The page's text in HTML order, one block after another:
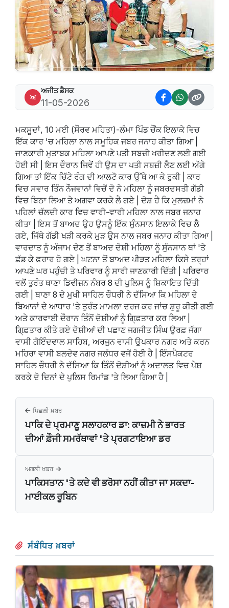
ਅ
ਅਜੀਤ ਡੈਸਕ
11-05-2026
ਮਕਸੂਦਾਂ, 10 ਮਈ (ਸੌਰਵ ਮਹਿਤਾ)-ਲੰਮਾ ਪਿੰਡ ਚੌਂਕ ਇਲਾਕੇ ਵਿਚ
ਇੱਕ ਕਾਰ 'ਚ ਮਹਿਲਾ ਨਾਲ ਸਮੂਹਿਕ ਜਬਰ ਜਨਾਹ ਕੀਤਾ ਗਿਆ |
ਜਾਣਕਾਰੀ ਮੁਤਾਬਕ ਮਹਿਲਾ ਆਪਣੇ ਪਤੀ ਸਬਜ਼ੀ ਖਰੀਦਣ ਲਈ ਗਈ
ਹੋਈ ਸੀ | ਇਸ ਦੌਰਾਨ ਜਿਵੇਂ ਹੀ ਉਸ ਦਾ ਪਤੀ ਸਬਜ਼ੀ ਲੈਣ ਲਈ ਅੱਗੇ
ਗਿਆ ਤਾਂ ਇੱਕ ਚਿੱਟੇ ਰੰਗ ਦੀ ਆਲਟੋ ਕਾਰ ਉੱਥੇ ਆ ਕੇ ਰੁਕੀ | ਕਾਰ
ਵਿਚ ਸਵਾਰ ਤਿੰਨ ਨੌਜਵਾਨਾਂ ਵਿਚੋਂ ਦੋ ਨੇ ਮਹਿਲਾ ਨੂੰ ਜਬਰਦਸਤੀ ਗੱਡੀ
ਵਿਚ ਬਿਠਾ ਲਿਆ ਤੇ ਅਗਵਾ ਕਰਕੇ ਲੈ ਗਏ | ਦੋਸ਼ ਹੈ ਕਿ ਮੁਲਜ਼ਮਾਂ ਨੇ
ਪਹਿਲਾਂ ਚੱਲਦੀ ਕਾਰ ਵਿਚ ਵਾਰੀ-ਵਾਰੀ ਮਹਿਲਾ ਨਾਲ ਜਬਰ ਜਨਾਹ
ਕੀਤਾ | ਇਸ ਤੋਂ ਬਾਅਦ ਉਹ ਉਸਨੂੰ ਇੱਕ ਸੁੰਨਸਾਨ ਇਲਾਕੇ ਵਿਚ ਲੈ
ਗਏ, ਜਿੱਥੇ ਗੱਡੀ ਖੜੀ ਕਰਕੇ ਮੁੜ ਉਸ ਨਾਲ ਜਬਰ ਜਨਾਹ ਕੀਤਾ ਗਿਆ |
ਵਾਰਦਾਤ ਨੂੰ ਅੰਜਾਮ ਦੇਣ ਤੋਂ ਬਾਅਦ ਦੋਸ਼ੀ ਮਹਿਲਾ ਨੂੰ ਸੁੰਨਸਾਨ ਥਾਂ 'ਤੇ
ਛੱਡ ਕੇ ਫ਼ਰਾਰ ਹੋ ਗਏ | ਘਟਨਾ ਤੋਂ ਬਾਅਦ ਪੀੜਤ ਮਹਿਲਾ ਕਿਸੇ ਤਰ੍ਹਾਂ
ਆਪਣੇ ਘਰ ਪਹੁੰਚੀ ਤੇ ਪਰਿਵਾਰ ਨੂੰ ਸਾਰੀ ਜਾਣਕਾਰੀ ਦਿੱਤੀ | ਪਰਿਵਾਰ
ਵਲੋਂ ਤੁਰੰਤ ਥਾਣਾ ਡਿਵੀਜ਼ਨ ਨੰਬਰ 8 ਦੀ ਪੁਲਿਸ ਨੂੰ ਸ਼ਿਕਾਇਤ ਦਿੱਤੀ
ਗਈ | ਥਾਣਾ 8 ਦੇ ਮੁਖੀ ਸਾਹਿਲ ਚੌਧਰੀ ਨੇ ਦੱਸਿਆ ਕਿ ਮਹਿਲਾ ਦੇ
ਬਿਆਨਾਂ ਦੇ ਆਧਾਰ 'ਤੇ ਤੁਰੰਤ ਮਾਮਲਾ ਦਰਜ ਕਰ ਜਾਂਚ ਸ਼ੁਰੂ ਕੀਤੀ ਗਈ
ਅਤੇ ਕਾਰਵਾਈ ਦੌਰਾਨ ਤਿੰਨੋਂ ਦੋਸ਼ੀਆਂ ਨੂੰ ਗਿ੍ਫ਼ਤਾਰ ਕਰ ਲਿਆ |
ਗਿ੍ਫ਼ਤਾਰ ਕੀਤੇ ਗਏ ਦੋਸ਼ੀਆਂ ਦੀ ਪਛਾਣ ਜਗਜੀਤ ਸਿੰਘ ਉਰਫ਼ ਜੱਗਾ
ਵਾਸੀ ਗੋਇੰਦਵਾਲ ਸਾਹਿਬ, ਅਰਜੁਨ ਵਾਸੀ ਉਪਕਾਰ ਨਗਰ ਅਤੇ ਕਰਨ
ਮਹਿਰਾ ਵਾਸੀ ਬਲਦੇਵ ਨਗਰ ਜਲੰਧਰ ਵਜੋਂ ਹੋਈ ਹੈ | ਇੰਸਪੈਕਟਰ
ਸਾਹਿਲ ਚੌਧਰੀ ਨੇ ਦੱਸਿਆ ਕਿ ਤਿੰਨੋਂ ਦੋਸ਼ੀਆਂ ਨੂੰ ਅਦਾਲਤ ਵਿਚ ਪੇਸ਼
ਕਰਕੇ ਦੋ ਦਿਨਾਂ ਦੇ ਪੁਲਿਸ ਰਿਮਾਂਡ 'ਤੇ ਲਿਆ ਗਿਆ ਹੈ |
ਪਿਛਲੀ ਖ਼ਬਰ
ਪਾਕਿ ਦੇ ਪ੍ਰਮਾਣੂ ਸਲਾਹਕਾਰ ਡਾ: ਕਾਜ਼ਮੀ ਨੇ ਭਾਰਤ
ਦੀਆਂ ਫ਼ੌਜੀ ਸਮਰੱਥਾਵਾਂ 'ਤੇ ਪ੍ਰਗਟਾਇਆ ਡਰ
ਅਗਲੀ ਖ਼ਬਰ
ਪਾਕਿਸਤਾਨ 'ਤੇ ਕਦੇ ਵੀ ਭਰੋਸਾ ਨਹੀਂ ਕੀਤਾ ਜਾ ਸਕਦਾ-
ਮਾਈਕਲ ਰੂਬਿਨ
ਸੰਬੰਧਿਤ ਖ਼ਬਰਾਂ